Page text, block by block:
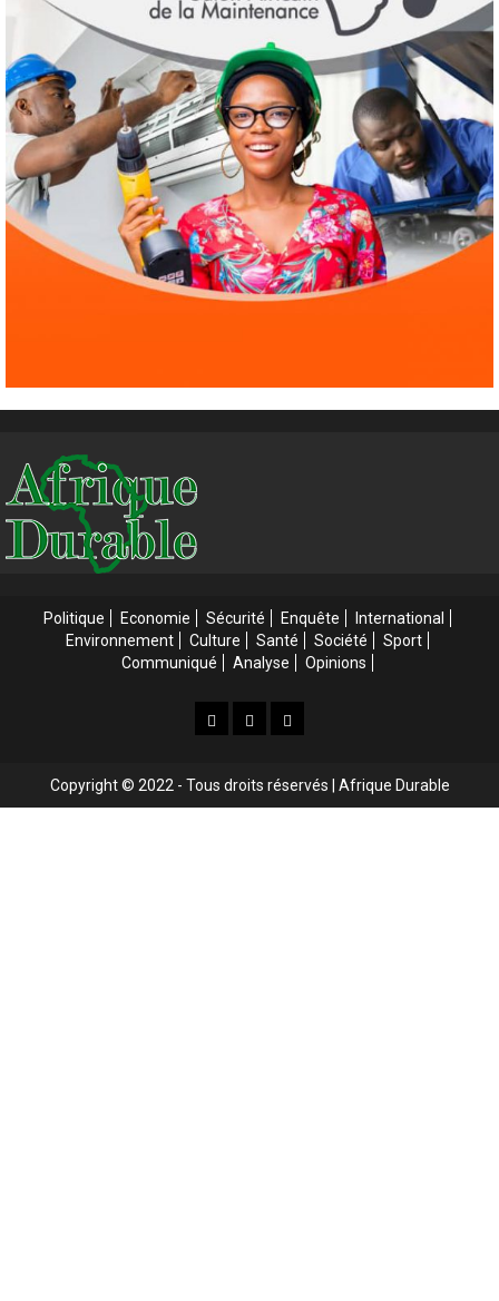
4
inconnu »
Politique Economie Sécurité Enquête
International
Environnement
Culture Santé Société
Sport
Communiqué
Analyse Opinions
AccueilAccueilWeb
Copyright © 2022 - Tous droits réservés | Afrique Durable